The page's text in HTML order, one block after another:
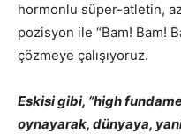
hormonlu süper-atletin,
pozisyon ile “Bam! Bam!
çözmeye çalışıyoruz.
Eskisi gibi, “high
oynayarak, dünyaya,